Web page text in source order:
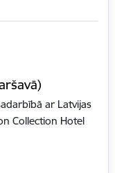
ar Latvijas
Collection Hotel